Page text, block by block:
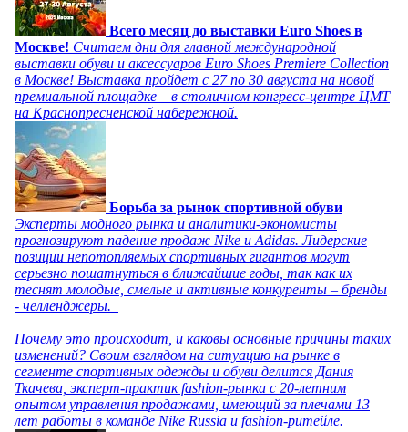
Всего месяц до выставки Euro Shoes в
Москве! Считаем дни для главной международной
выставки обуви и аксессуаров Euro Shoes Premiere Collection
в Москве! Выставка пройдет с 27 по 30 августа на новой
премиальной площадке – в столичном конгресс-центре ЦМТ
на Краснопресненской набережной.
Борьба за рынок спортивной обуви
Эксперты модного рынка и аналитики-экономисты
прогнозируют падение продаж Nike и Adidas. Лидерские
позиции непотопляемых спортивных гигантов могут
серьезно пошатнуться в ближайшие годы, так как их
теснят молодые, смелые и активные конкуренты – бренды
- челленджеры.
Почему это происходит, и каковы основные причины таких
изменений? Своим взглядом на ситуацию на рынке в
сегменте спортивных одежды и обуви делится Дания
Ткачева, эксперт-практик fashion-рынка с 20-летним
опытом управления продажами, имеющий за плечами 13
лет работы в команде Nike Russia и fashion-ритейле.